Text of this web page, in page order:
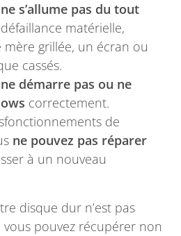
ne s’allume pas du tout
matérielle,
mère grillée, un écran ou
cassés.
ne démarre pas ou ne
correctement.
de
ne pouvez pas réparer
à un nouveau
disque dur n’est pas
pouvez récupérer non